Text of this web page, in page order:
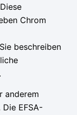
Diese
Chrom
beschreiben
anderem
EFSA-